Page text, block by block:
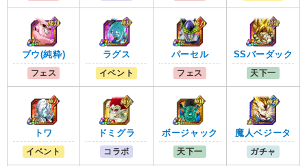
ブウ(純粋)
フェス
ラグス
イベント
パーセル
フェス
SSバーダック
天下一
トワ
イベント
ドミグラ
コラボ
ボージャック
天下一
魔人ベジータ
ガチャ